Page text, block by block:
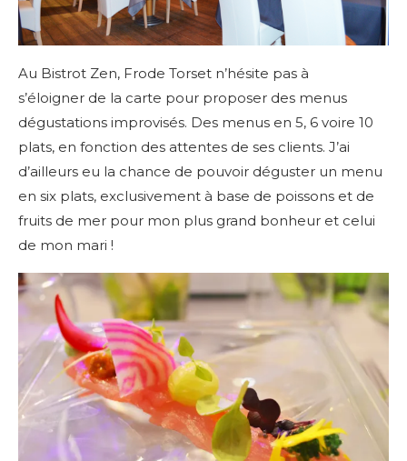
Au Bistrot Zen, Frode Torset n’hésite pas à
s’éloigner de la carte pour proposer des menus
dégustations improvisés. Des menus en 5, 6 voire 10
plats, en fonction des attentes de ses clients. J’ai
d’ailleurs eu la chance de pouvoir déguster un menu
en six plats, exclusivement à base de poissons et de
fruits de mer pour mon plus grand bonheur et celui
de mon mari !